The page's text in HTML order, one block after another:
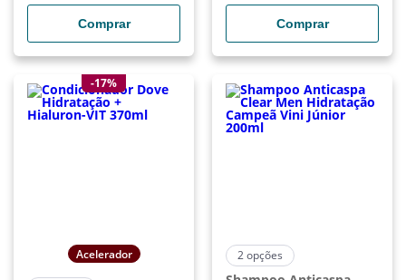
Comprar Comprar
-17%
Acelerador 2opções